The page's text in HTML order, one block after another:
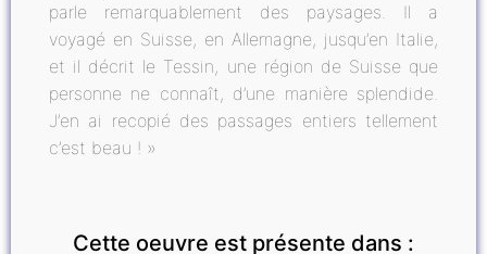
parle remarquablement des paysages. Il a
voyagé en Suisse, en Allemagne, jusqu’en Italie,
et il décrit le Tessin, une région de Suisse que
personne ne connaît, d’une manière splendide.
J’en ai recopié des passages entiers tellement
c’est beau ! »
Cette oeuvre est présente dans :